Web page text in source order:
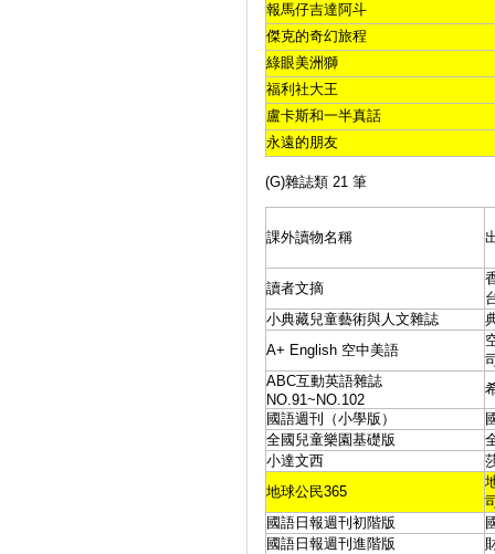
報馬仔吉達阿斗
傑克的奇幻旅程
綠眼美洲獅
福利社大王
盧卡斯和一半真話
永遠的朋友
(G)雜誌類 21 筆
課外讀物名稱
讀者文摘
小典藏兒童藝術與人文雜誌
A+ English 空中美語
ABC互動英語雜誌
NO.91~NO.102
國語週刊（小學版）
全國兒童樂園基礎版
小達文西
地球公民365
國語日報週刊初階版
國語日報週刊進階版